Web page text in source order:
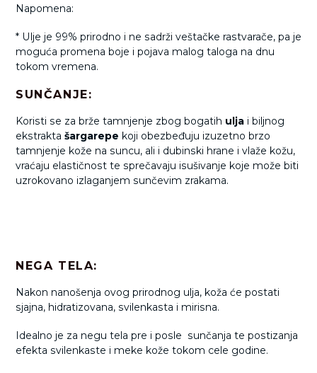
Napomena:
* Ulje je 99% prirodno i ne sadrži veštačke rastvarače, pa je
moguća promena boje i pojava malog taloga na dnu
tokom vremena.
SUNČANJE:
Koristi se za brže tamnjenje zbog bogatih ulja i biljnog
ekstrakta šargarepe koji obezbeđuju izuzetno brzo
tamnjenje kože na suncu, ali i dubinski hrane i vlaže kožu,
vraćaju elastičnost te sprečavaju isušivanje koje može biti
uzrokovano izlaganjem sunčevim zrakama.
NEGA TELA:
Nakon nanošenja ovog prirodnog ulja, koža će postati
sjajna, hidratizovana, svilenkasta i mirisna.
Idealno je za negu tela pre i posle sunčanja te postizanja
efekta svilenkaste i meke kože tokom cele godine.